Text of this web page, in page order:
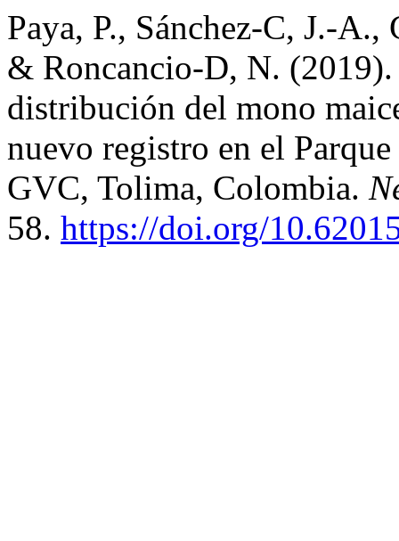
Paya, P., Sánchez-C, J.-
& Roncancio-D, N.
distribución del mono
nuevo registro en el
GVC, Tolima, Colombia.
58. https://doi.org/